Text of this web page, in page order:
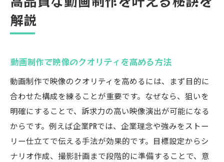
解説
動画制作で映像のクオリティを高める方法
動画制作で映像のクオリティを高めるには、まず目的に
合わせた構成を練ることが重要です。なぜなら、狙いを
明確にすることで、訴求力の高い映像演出が可能になる
からです。例えば企業PRでは、企業理念や強みをストー
リー仕立てで伝える手法が効果的です。目標設定からシ
ナリオ作成、撮影計画まで段階的に準備することで、意